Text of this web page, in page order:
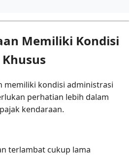
Memiliki Kondisi
memiliki kondisi administrasi
perhatian lebih dalam
kendaraan.
terlambat cukup lama